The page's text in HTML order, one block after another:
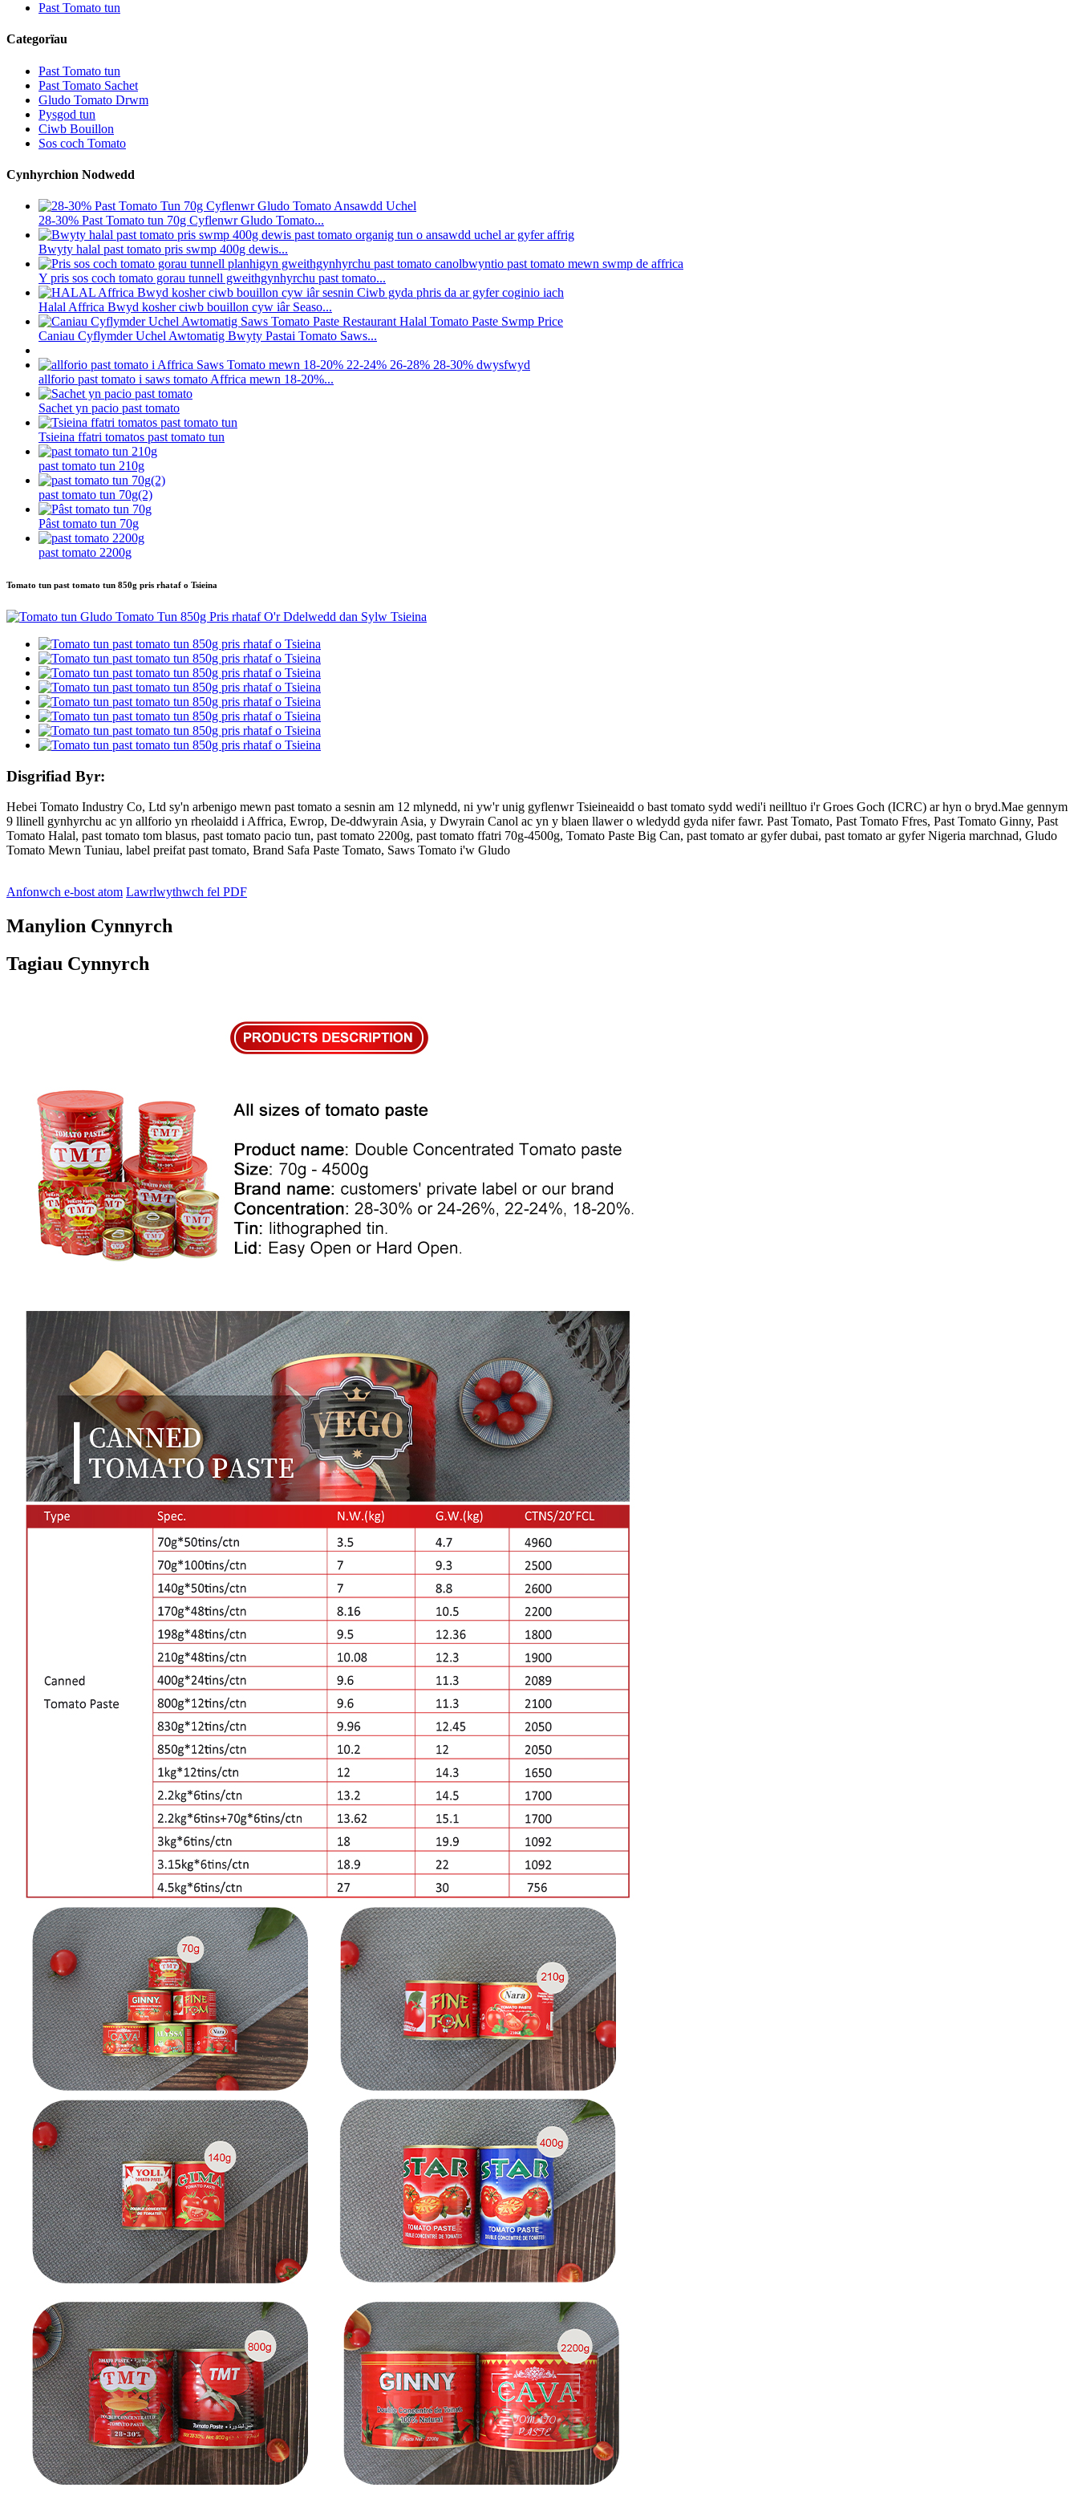
Past Tomato tun
Categorïau
Past Tomato tun
Past Tomato Sachet
Gludo Tomato Drwm
Pysgod tun
Ciwb Bouillon
Sos coch Tomato
Cynhyrchion Nodwedd
28-30% Past Tomato tun 70g Cyflenwr Gludo Tomato...
Bwyty halal past tomato pris swmp 400g dewis...
Y pris sos coch tomato gorau tunnell gweithgynhyrchu past tomato...
Halal Affrica Bwyd kosher ciwb bouillon cyw iâr Seaso...
Caniau Cyflymder Uchel Awtomatig Bwyty Pastai Tomato Saws...
allforio past tomato i saws tomato Affrica mewn 18-20%...
Sachet yn pacio past tomato
Tsieina ffatri tomatos past tomato tun
past tomato tun 210g
past tomato tun 70g(2)
Pâst tomato tun 70g
past tomato 2200g
Tomato tun past tomato tun 850g pris rhataf o Tsieina
Disgrifiad Byr:
Hebei Tomato Industry Co, Ltd sy'n arbenigo mewn past tomato a sesnin am 12 mlynedd, ni yw'r unig gyflenwr Tsieineaidd o bast tomato sydd wedi'i neilltuo i'r Groes Goch (ICRC) ar hyn o bryd.Mae gennym
9 llinell gynhyrchu ac yn allforio yn rheolaidd i Affrica, Ewrop, De-ddwyrain Asia, y Dwyrain Canol ac yn y blaen llawer o wledydd gyda nifer fawr. Past Tomato, Past Tomato Ffres, Past Tomato Ginny, Past
Tomato Halal, past tomato tom blasus, past tomato pacio tun, past tomato 2200g, past tomato ffatri 70g-4500g, Tomato Paste Big Can, past tomato ar gyfer dubai, past tomato ar gyfer Nigeria marchnad, Gludo
Tomato Mewn Tuniau, label preifat past tomato, Brand Safa Paste Tomato, Saws Tomato i'w Gludo
Anfonwch e-bost atom Lawrlwythwch fel PDF
Manylion Cynnyrch
Tagiau Cynnyrch